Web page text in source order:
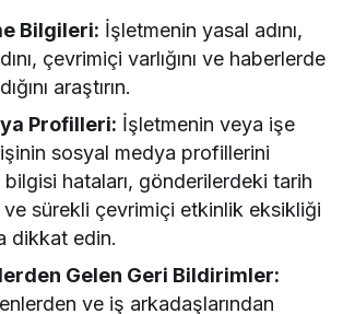
Bilgileri: İşletmenin yasal adını,
çevrimiçi varlığını ve haberlerde
araştırın.
Profilleri: İşletmenin veya işe
sosyal medya profillerini
hataları, gönderilerdeki tarih
ve sürekli çevrimiçi etkinlik eksikliği
dikkat edin.
Gelen Geri Bildirimler:
ve iş arkadaşlarından